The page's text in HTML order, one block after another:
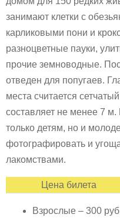
занимают клетки с
карликовыми пони и
разноцветные пауки,
прочие земноводные.
отведен для попугаев.
места считается
составляет не менее 7 м.
только детям, но и
фотографировать и
лакомствами.
Цена билета
Взрослые – 300